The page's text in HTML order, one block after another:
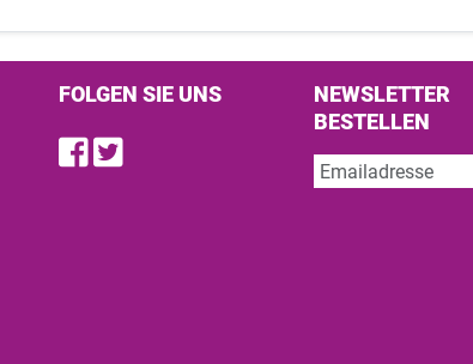
FOLGEN SIE UNS
Find us on Facebook
Follow us on Twitter
NEWSLETTER
BESTELLEN